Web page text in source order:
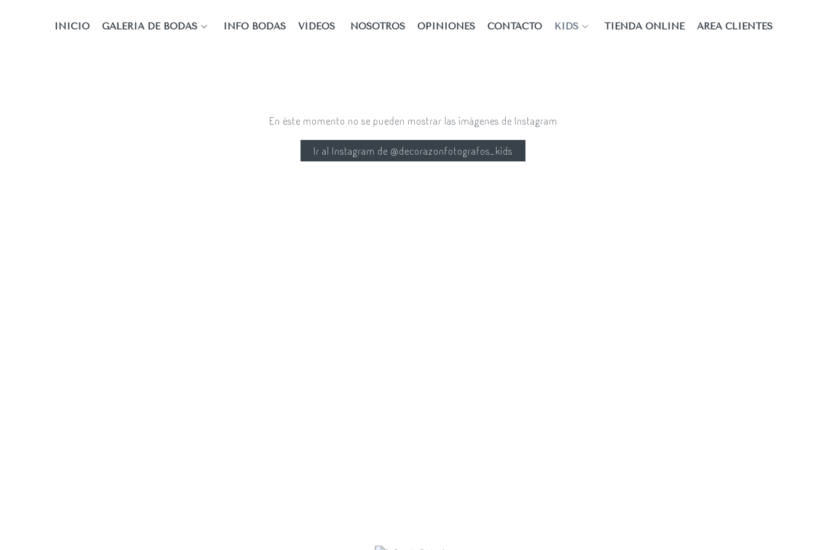
INICIO GALERÍA DE BODAS INFO BODAS VÍDEOS NOSOTROS OPINIONES CONTACTO KIDS TIENDA ONLINE ÁREA CLIENTES
En éste momento no se pueden mostrar las imágenes de Instagram
Ir al Instagram de @decorazonfotografos_kids